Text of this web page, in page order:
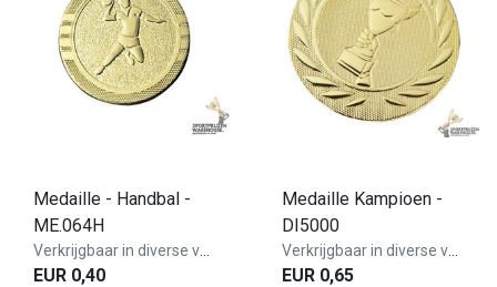
Medaille - Handbal -
ME.064H
EUR 0,40
Medaille Kampioen -
DI5000
EUR 0,65